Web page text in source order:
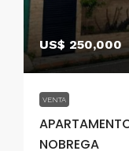
US$ 250,000
VENTA
NOBREGA